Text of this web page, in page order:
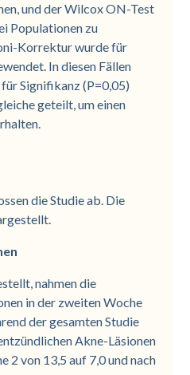
und der Wilcox ON-Test
Populationen zu
Korrektur wurde für
In diesen Fällen
Signifikanz (P=0,05)
geteilt, um einen
die Studie ab. Die
nahmen die
in der zweiten Woche
der gesamten Studie
Akne-Läsionen
2 von 13,5 auf 7,0 und nach